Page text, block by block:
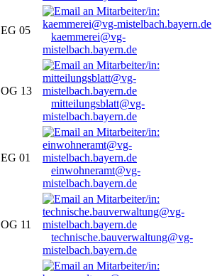
EG 05
kaemmerei@vg-
mistelbach.bayern.de
OG 13
mitteilungsblatt@vg-
mistelbach.bayern.de
EG 01
einwohneramt@vg-
mistelbach.bayern.de
OG 11
technische.bauverwaltung@vg-
mistelbach.bayern.de